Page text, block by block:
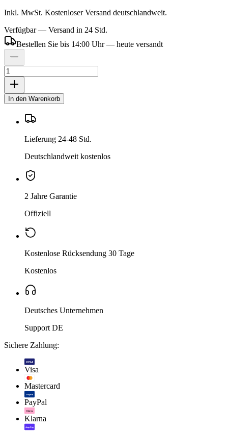
Inkl. MwSt. Kostenloser Versand deutschlandweit.
Verfügbar — Versand in 24 Std.
Bestellen Sie bis 14:00 Uhr — heute versandt
In den Warenkorb
Lieferung 24-48 Std.
Deutschlandweit kostenlos
2 Jahre Garantie
Offiziell
Kostenlose Rücksendung 30 Tage
Kostenlos
Deutsches Unternehmen
Support DE
Sichere Zahlung:
VISA
Visa
Mastercard
PayPal
PayPal
Klarna.
Klarna
shop Pay